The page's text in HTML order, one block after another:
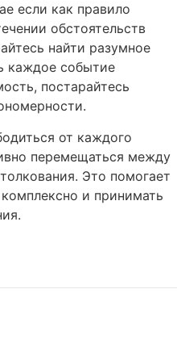
если как правило
обстоятельств
найти разумное
каждое событие
постарайтесь
от каждого
перемещаться между
Это помогает
и принимать